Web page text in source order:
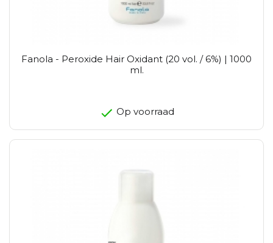
Fanola - Peroxide Hair Oxidant (20 vol. / 6%) | 1000
ml.
Op voorraad